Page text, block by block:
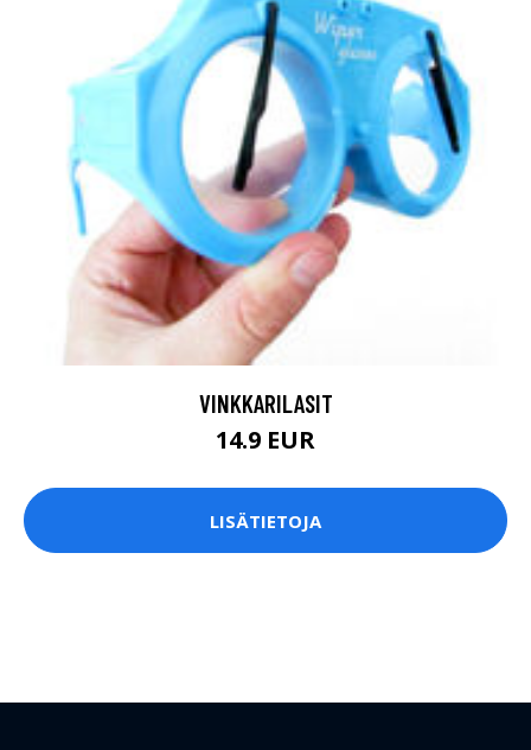
VINKKARILASIT
14.9 EUR
LISÄTIETOJA